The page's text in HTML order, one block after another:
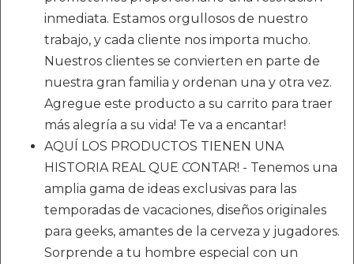
inmediata. Estamos orgullosos de nuestro
trabajo, y cada cliente nos importa mucho.
Nuestros clientes se convierten en parte de
nuestra gran familia y ordenan una y otra vez.
Agregue este producto a su carrito para traer
más alegría a su vida! Te va a encantar!
AQUÍ LOS PRODUCTOS TIENEN UNA
HISTORIA REAL QUE CONTAR! - Tenemos una
amplia gama de ideas exclusivas para las
temporadas de vacaciones, diseños originales
para geeks, amantes de la cerveza y jugadores.
Sorprende a tu hombre especial con un